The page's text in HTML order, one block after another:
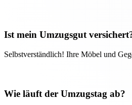
Ist mein Umzugsgut
Selbstverständlich! Ihre Möbel und
Wie läuft der Umzugstag ab?